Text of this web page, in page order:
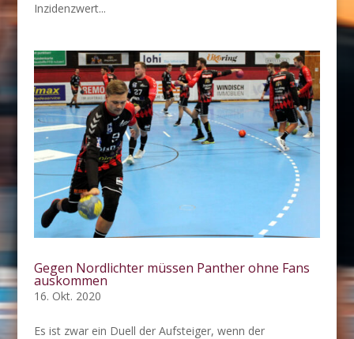
Inzidenzwert...
Gegen Nordlichter müssen Panther ohne Fans
auskommen
16. Okt. 2020
Es ist zwar ein Duell der Aufsteiger, wenn der